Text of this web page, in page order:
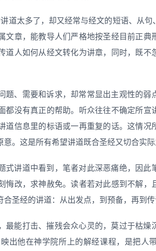
道太多了，却又经常与经文的短语、从
文章，能教导人们严格地按圣经目前正典
道人如何从经文转化为讲章，同时，既不
题、需要和诉求，却常常显出主观性的弱
都没有真正的帮助。听众往往不确定所宣
道信息里的标语或一再重复的话。这情况
。这是所有希望讲道既合圣经又切合实际
式讲道中看到，笔者对此深恶痛绝，因此
悔改，求神赦免。读者若对此感到不解，
圣经的讲道：从出发点，到预备，再到传
最能打击、摧残会众心灵的，莫过于枯燥
出他在神学院所上的解经课程，是把人